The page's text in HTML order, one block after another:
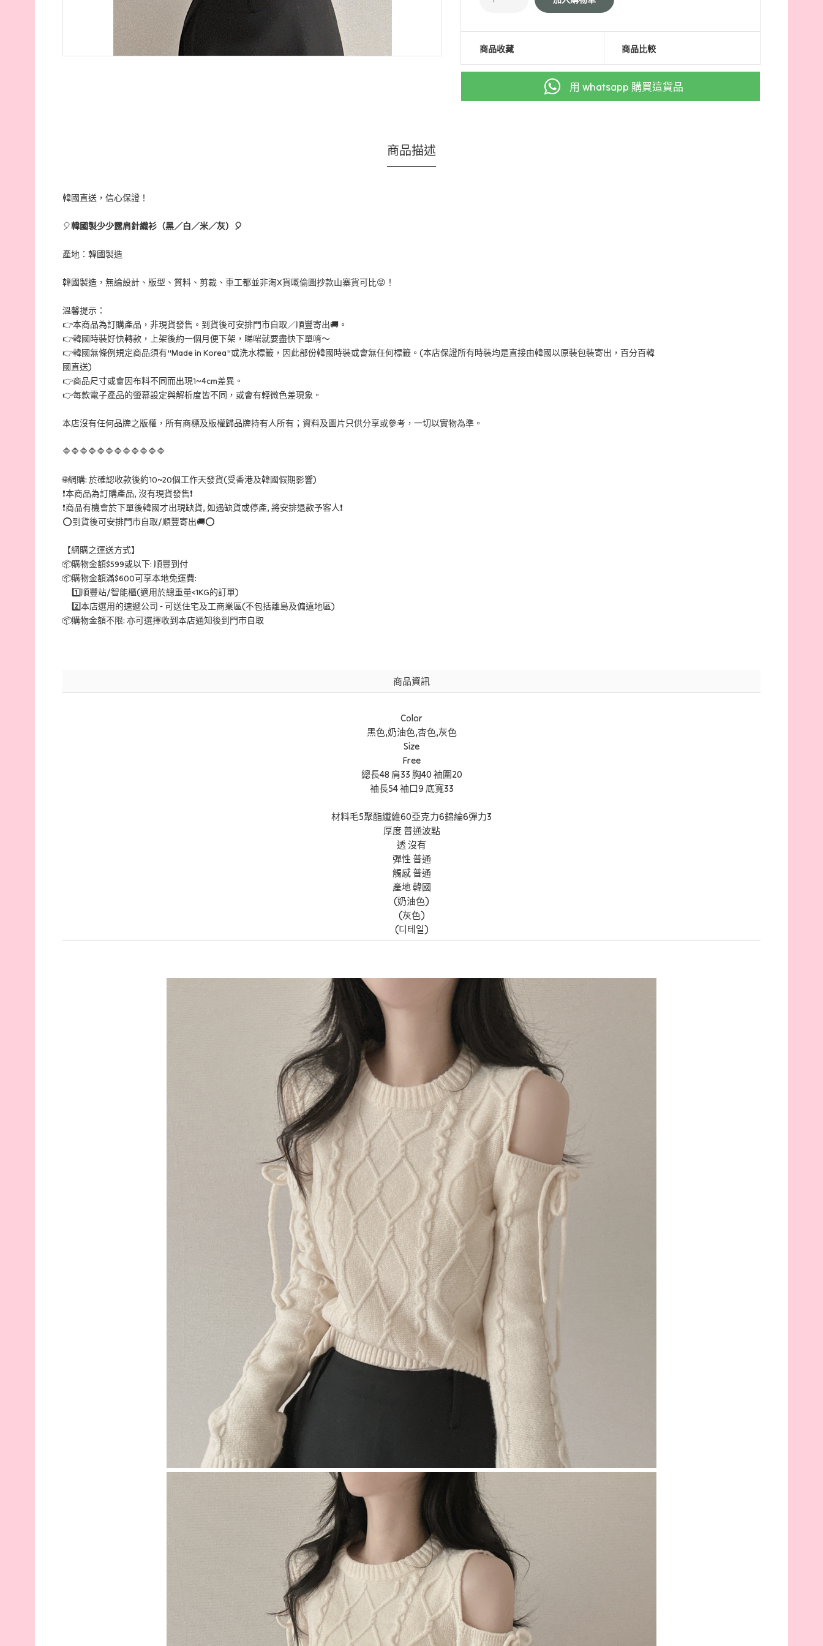
商品收藏 商品比較
用 whatsapp 購買這貨品
商品描述
韓國直送，信心保證！
🎈韓國製少少露肩針織衫（黑／白／米／灰） 🎈
產地：韓國製造
韓國製造，無論設計、版型、質料、剪裁、車工都並非淘X貨嘅偷圖抄款山寨貨可比😡！
溫馨提示：
👉本商品為訂購產品，非現貨發售。到貨後可安排門市自取／順豐寄出🚚。
👉韓國時裝好快轉款，上架後約一個月便下架，睇啱就要盡快下單唷～
👉韓國無條例規定商品須有"Made in Korea"或洗水標籤，因此部份韓國時裝或會無任何標籤。(本店保證所有時裝均是直接由韓國以原裝包裝寄出，百分百韓
國直送)
👉商品尺寸或會因布料不同而出現1~4cm差異。
👉每款電子產品的螢幕設定與解析度皆不同，或會有輕微色差現象。
本店沒有任何品牌之版權，所有商標及版權歸品牌持有人所有；資料及圖片只供分享或參考，一切以實物為準。
🔷🔷🔷🔷🔷🔷🔷🔷🔷🔷🔷🔷
🌐網購: 於確認收款後約10~20個工作天發貨(受香港及韓國假期影響)
❗本商品為訂購產品, 沒有現貨發售❗
❗商品有機會於下單後韓國才出現缺貨, 如遇缺貨或停產, 將安排退款予客人❗
⭕到貨後可安排門市自取/順豐寄出🚚⭕
【網購之運送方式】
📦購物金額$599或以下: 順豐到付
📦購物金額滿$600可享本地免運費:
1️⃣順豐站/智能櫃(適用於總重量<1KG的訂單)
2️⃣本店選用的速遞公司 - 可送住宅及工商業區(不包括離島及偏遠地區)
📦購物金額不限: 亦可選擇收到本店通知後到門市自取
商品資訊
Color
黑色,奶油色,杏色,灰色
Size
Free
總長48 肩33 胸40 袖圍20
袖長54 袖口9 底寬33
材料毛5聚酯纖維60亞克力6錦綸6彈力3
厚度 普通波點
透 沒有
彈性 普通
觸感 普通
產地 韓國
(奶油色)
(灰色)
(디테일)